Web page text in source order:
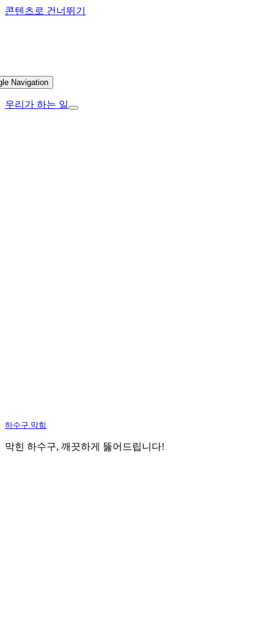
콘텐츠로 건너뛰기
Navigation
우리가 하는 일
하수구 막힘
막힌 하수구, 깨끗하게 뚫어드립니다!